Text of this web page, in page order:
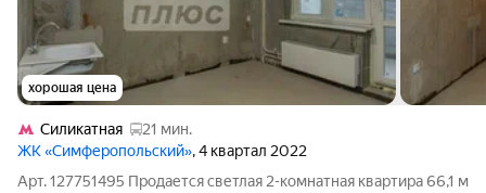
хорошая цена
Силикатная
21 мин.
ЖК «Симферопольский», 4 квартал 2022
Арт. 127751495 Продается светлая 2-комнатная квартира 66,1 м